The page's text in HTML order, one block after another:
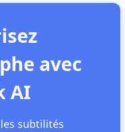
avec
AI
subtilités